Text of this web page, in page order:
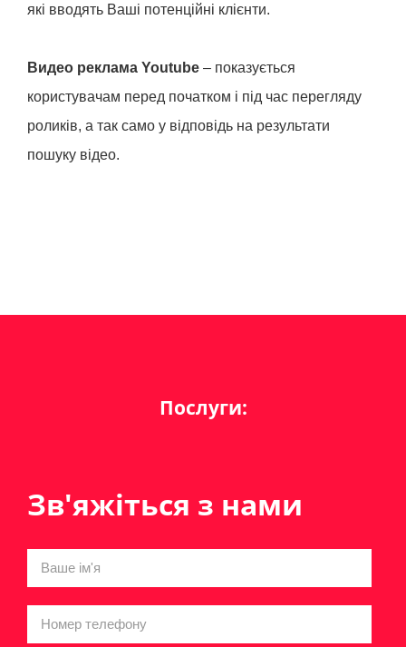
які вводять Ваші потенційні клієнти.
Видео реклама Youtube – показується
користувачам перед початком і під час перегляду
роликів, а так само у відповідь на результати
пошуку відео.
Послуги:
Зв'яжіться з нами